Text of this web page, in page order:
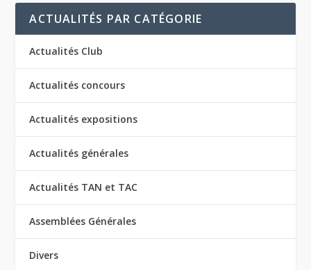
ACTUALITÉS PAR CATÉGORIE
Actualités Club
Actualités concours
Actualités expositions
Actualités générales
Actualités TAN et TAC
Assemblées Générales
Divers